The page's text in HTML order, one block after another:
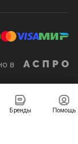
Бренды Помощь
в